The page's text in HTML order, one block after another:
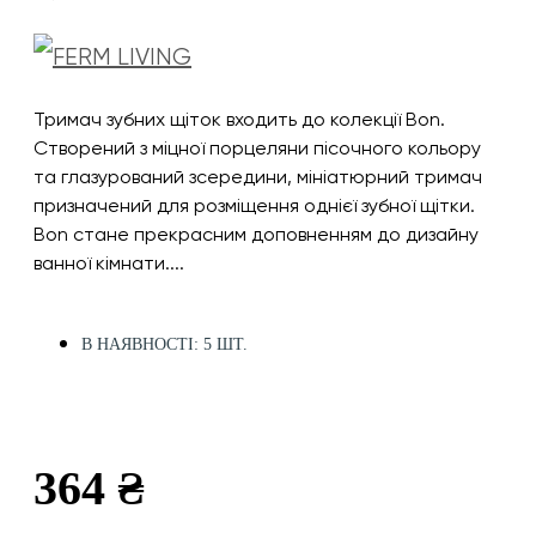
Тримач зубних щіток входить до колекції Bon.
Створений з міцної порцеляни пісочного кольору
та глазурований зсередини, мініатюрний тримач
призначений для розміщення однієї зубної щітки.
Bon стане прекрасним доповненням до дизайну
ванної кімнати....
В НАЯВНОСТІ: 5 ШТ.
364 ₴